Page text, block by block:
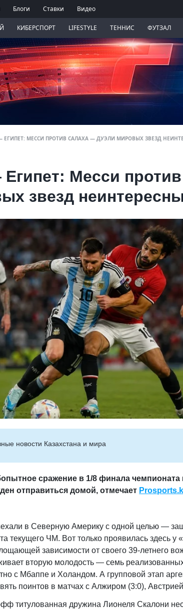
Блоги Ставки Видео
КИБЕРСПОРТ LIFESTYLE ТЕННИС ФУТЗАЛ
ЕГИПЕТ: МЕССИ ПРОТИВ САЛАХА — ДУЭЛИ МИРОВЫХ ЗВЕЗД
Месси
звезд
новости Казахстана и мира
сражение в 1/8 финала чемпионата
отправиться домой, отмечает
в Северную Америку с одной целью —
текущего ЧМ. Вот только проявилась здесь у
зависимости от своего 39-летнего
вторую молодость — семь
с Мбаппе и Холандом. А групповой этап
поинтов в матчах с Алжиром (3:0),
титулованная дружина Лионеля Скалони